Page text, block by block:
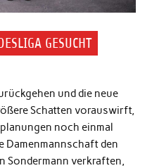
GESUCHT
und die neue
Schatten vorauswirft,
noch einmal
Damenmannschaft den
Sondermann verkraften,